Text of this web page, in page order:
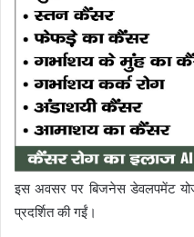
इस अवसर पर बिजनेस डेवलपमेंट
प्रदर्शित की गईं।